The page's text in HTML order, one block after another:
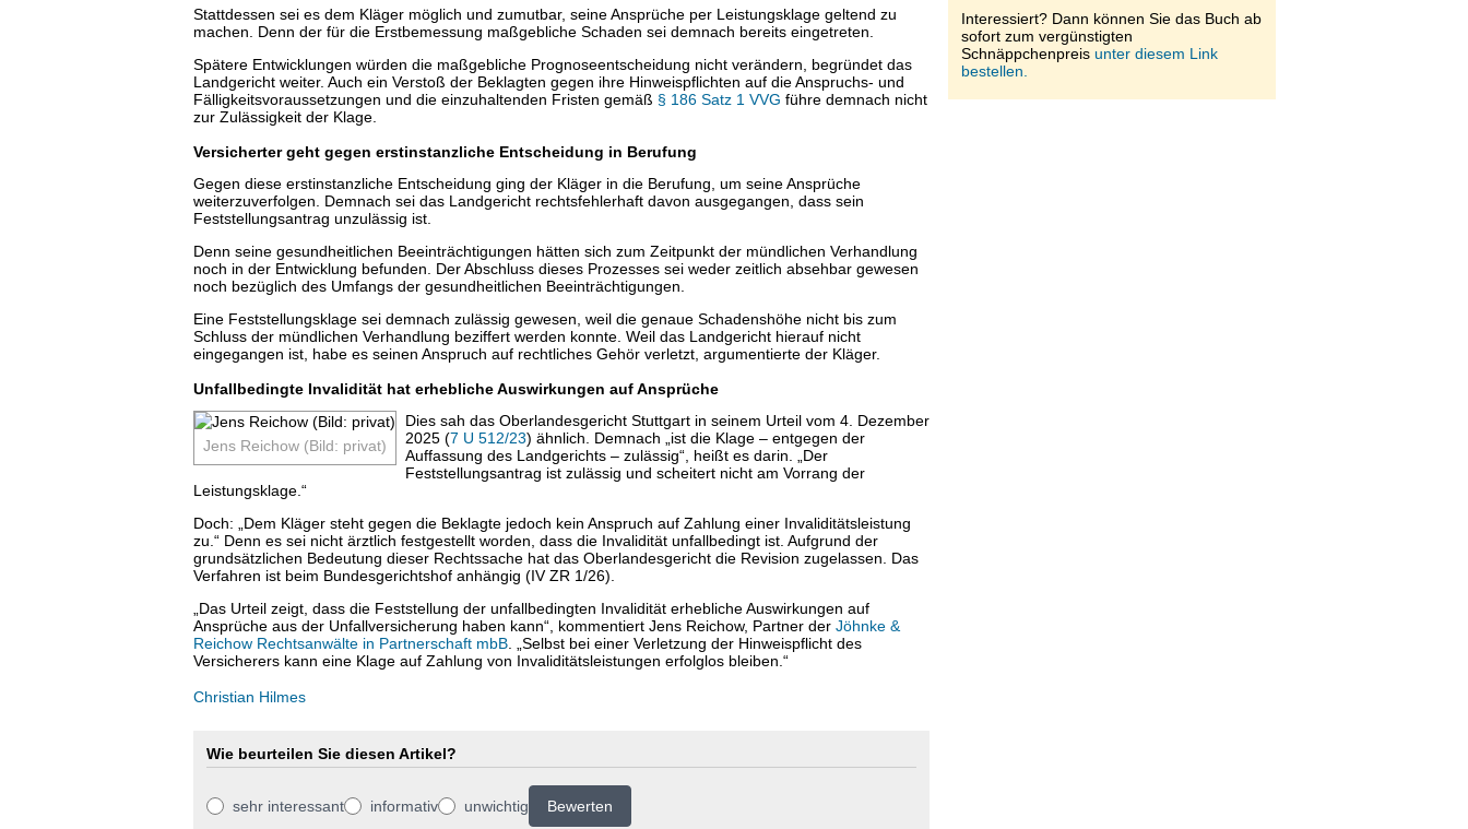
Stattdessen sei es dem Kläger möglich und zumutbar, seine Ansprüche per Leistungsklage geltend zu
machen. Denn der für die Erstbemessung maßgebliche Schaden sei demnach bereits eingetreten.
Spätere Entwicklungen würden die maßgebliche Prognoseentscheidung nicht verändern, begründet das
Landgericht weiter. Auch ein Verstoß der Beklagten gegen ihre Hinweispflichten auf die Anspruchs- und
Fälligkeitsvoraussetzungen und die einzuhaltenden Fristen gemäß § 186 Satz 1 VVG führe demnach nicht
zur Zulässigkeit der Klage.
Versicherter geht gegen erstinstanzliche Entscheidung in Berufung
Gegen diese erstinstanzliche Entscheidung ging der Kläger in die Berufung, um seine Ansprüche
weiterzuverfolgen. Demnach sei das Landgericht rechtsfehlerhaft davon ausgegangen, dass sein
Feststellungsantrag unzulässig ist.
Denn seine gesundheitlichen Beeinträchtigungen hätten sich zum Zeitpunkt der mündlichen Verhandlung
noch in der Entwicklung befunden. Der Abschluss dieses Prozesses sei weder zeitlich absehbar gewesen
noch bezüglich des Umfangs der gesundheitlichen Beeinträchtigungen.
Eine Feststellungsklage sei demnach zulässig gewesen, weil die genaue Schadenshöhe nicht bis zum
Schluss der mündlichen Verhandlung beziffert werden konnte. Weil das Landgericht hierauf nicht
eingegangen ist, habe es seinen Anspruch auf rechtliches Gehör verletzt, argumentierte der Kläger.
Unfallbedingte Invalidität hat erhebliche Auswirkungen auf Ansprüche
Jens Reichow (Bild: privat)
Dies sah das Oberlandesgericht Stuttgart in seinem Urteil vom 4. Dezember
2025 (7 U 512/23) ähnlich. Demnach „ist die Klage – entgegen der
Auffassung des Landgerichts – zulässig“, heißt es darin. „Der
Feststellungsantrag ist zulässig und scheitert nicht am Vorrang der
Leistungsklage.“
Doch: „Dem Kläger steht gegen die Beklagte jedoch kein Anspruch auf Zahlung einer Invaliditätsleistung
zu.“ Denn es sei nicht ärztlich festgestellt worden, dass die Invalidität unfallbedingt ist. Aufgrund der
grundsätzlichen Bedeutung dieser Rechtssache hat das Oberlandesgericht die Revision zugelassen. Das
Verfahren ist beim Bundesgerichtshof anhängig (IV ZR 1/26).
„Das Urteil zeigt, dass die Feststellung der unfallbedingten Invalidität erhebliche Auswirkungen auf
Ansprüche aus der Unfallversicherung haben kann“, kommentiert Jens Reichow, Partner der Jöhnke &
Reichow Rechtsanwälte in Partnerschaft mbB. „Selbst bei einer Verletzung der Hinweispflicht des
Versicherers kann eine Klage auf Zahlung von Invaliditätsleistungen erfolglos bleiben.“
Christian Hilmes
Wie beurteilen Sie diesen Artikel?
sehr interessant informativ unwichtig Bewerten
Interessiert? Dann können Sie das Buch ab
sofort zum vergünstigten
Schnäppchenpreis unter diesem Link
bestellen.